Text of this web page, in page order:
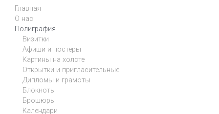
Главная
О нас
Полиграфия
Визитки
Афиши и постеры
Картины на холсте
Открытки и пригласительные
Дипломы и грамоты
Блокноты
Брошюры
Календари